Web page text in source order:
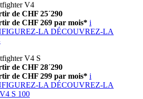
V4
de CHF 25´290
de CHF 269 par mois* i
LA DÉCOUVREZ-LA
V4 S
de CHF 28´290
de CHF 299 par mois* i
LA DÉCOUVREZ-LA
V4 S 100